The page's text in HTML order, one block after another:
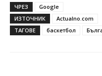
ЧРЕЗ
Google
ИЗТОЧНИК
Actualno.com
ТАГОВЕ
баскетбол